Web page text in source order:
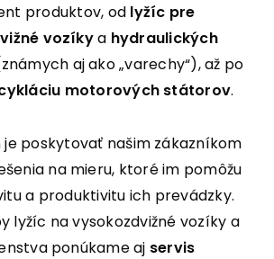
produktov, od lyžíc pre
vozíkya hydraulických
aj ako „varechy“), až po
motorových státorov.
je poskytovať našim zákazníkom
na mieru, ktoré im pomôžu
a produktivitu ich prevádzky.
lyžíc na vysokozdvižné vozíky a
ponúkame aj servis